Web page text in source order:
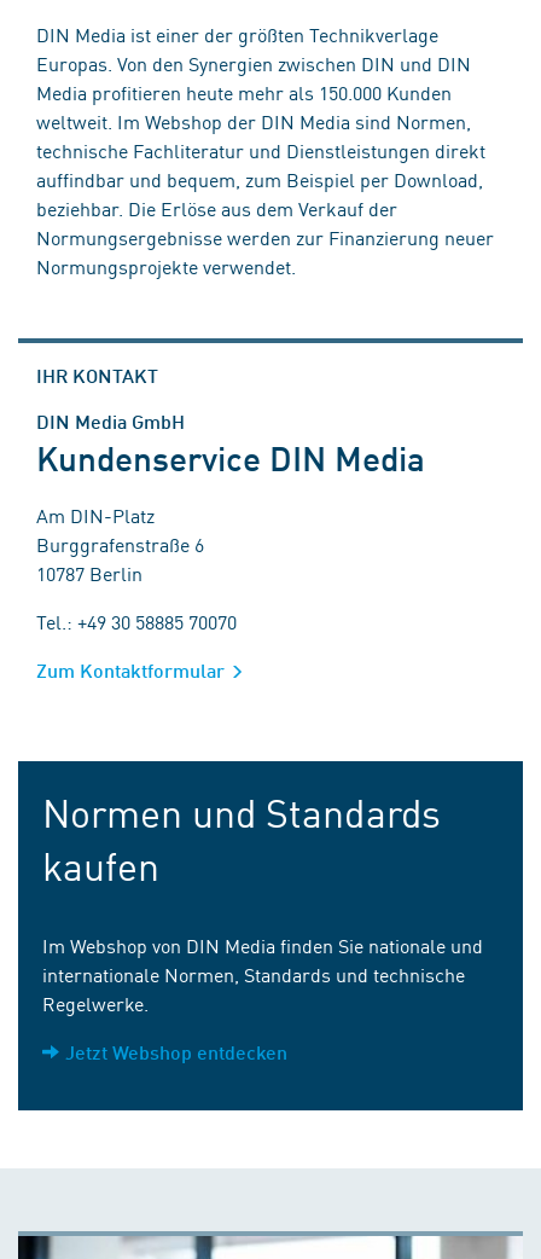
DIN Media ist einer der größten Technikverlage
Europas. Von den Synergien zwischen DIN und DIN
Media profitieren heute mehr als 150.000 Kunden
weltweit. Im Webshop der DIN Media sind Normen,
technische Fachliteratur und Dienstleistungen direkt
auffindbar und bequem, zum Beispiel per Download,
beziehbar. Die Erlöse aus dem Verkauf der
Normungsergebnisse werden zur Finanzierung neuer
Normungsprojekte verwendet.
IHR KONTAKT
DIN Media GmbH
Kundenservice DIN Media
Am DIN-Platz
Burggrafenstraße 6
10787 Berlin
Tel.: +49 30 58885 70070
Zum Kontaktformular
Normen und Standards
kaufen
Im Webshop von DIN Media finden Sie nationale und
internationale Normen, Standards und technische
Regelwerke.
Jetzt Webshop entdecken